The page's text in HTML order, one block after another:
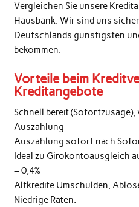
Vergleichen Sie unsere
Hausbank. Wir sind uns
Deutschlands günstigsten
bekommen.
Vorteile beim
Kreditangebote
Schnell bereit (Sofortzusage),
Auszahlung
Auszahlung sofort nach
Ideal zu Girokontoausgleich
– 0,4%
Altkredite Umschulden,
Niedrige Raten.